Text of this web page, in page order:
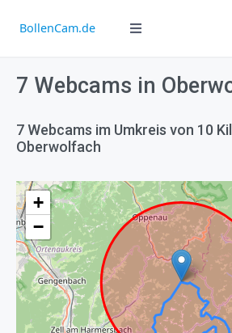
BollenCam.de
7 Webcams in
7 Webcams im Umkreis von 10
Oberwolfach
+
−